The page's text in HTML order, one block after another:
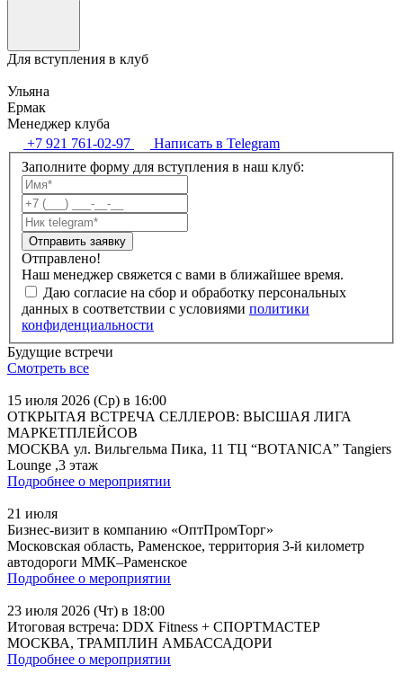
Для вступления в клуб
Ульяна
Ермак
Менеджер клуба
+7 921 761-02-97
Написать в Telegram
Заполните форму для вступления в наш клуб:
Отправить заявку
Отправлено!
Наш менеджер свяжется с вами в ближайшее время.
Даю согласие на сбор и обработку персональных
данных в соответствии с условиями политики
конфиденциальности
Будущие встречи
Смотреть все
15 июля 2026 (Ср) в 16:00
ОТКРЫТАЯ ВСТРЕЧА СЕЛЛЕРОВ: ВЫСШАЯ ЛИГА
МАРКЕТПЛЕЙСОВ
МОСКВА ул. Вильгельма Пика, 11 ТЦ “BOTANICA” Tangiers
Lounge ,3 этаж
Подробнее о мероприятии
21 июля
Бизнес-визит в компанию «ОптПромТорг»
Московская область, Раменское, территория 3-й километр
автодороги ММК–Раменское
Подробнее о мероприятии
23 июля 2026 (Чт) в 18:00
Итоговая встреча: DDX Fitness + СПОРТМАСТЕР
МОСКВА, ТРАМПЛИН АМБАССАДОРИ
Подробнее о мероприятии